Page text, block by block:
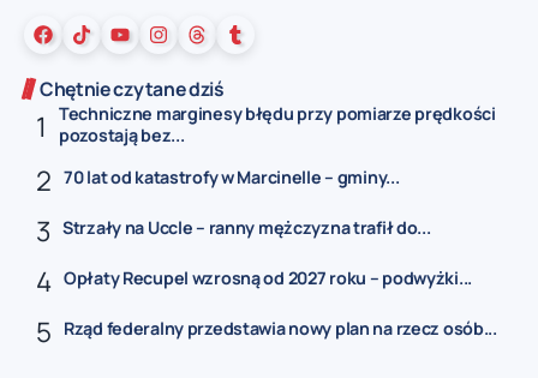
Chętnie czytane dziś
Techniczne marginesy błędu przy pomiarze prędkości
pozostają bez...
70 lat od katastrofy w Marcinelle – gminy...
Strzały na Uccle – ranny mężczyzna trafił do...
Opłaty Recupel wzrosną od 2027 roku – podwyżki...
Rząd federalny przedstawia nowy plan na rzecz osób...